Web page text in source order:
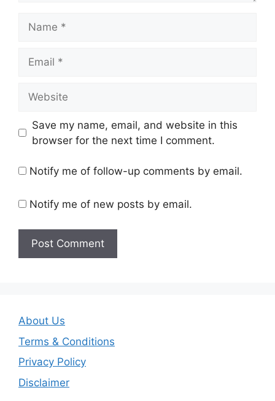
Save my name, email, and website in this
browser for the next time I comment.
Notify me of follow-up comments by email.
Notify me of new posts by email.
About Us
Terms & Conditions
Privacy Policy
Disclaimer